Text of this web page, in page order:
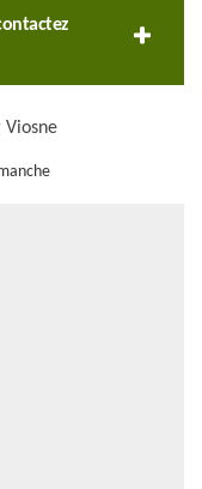
Viosne